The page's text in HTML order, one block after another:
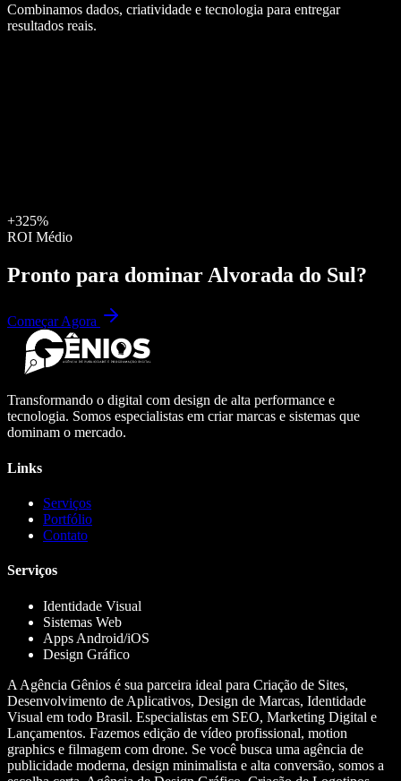
Combinamos dados, criatividade e tecnologia para entregar
resultados reais.
+325%
ROI Médio
Pronto para dominar Alvorada do Sul?
Começar Agora
Transformando o digital com design de alta performance e
tecnologia. Somos especialistas em criar marcas e sistemas que
dominam o mercado.
Links
Serviços
Portfólio
Contato
Serviços
Identidade Visual
Sistemas Web
Apps Android/iOS
Design Gráfico
A Agência Gênios é sua parceira ideal para Criação de Sites,
Desenvolvimento de Aplicativos, Design de Marcas, Identidade
Visual em todo Brasil. Especialistas em SEO, Marketing Digital e
Lançamentos. Fazemos edição de vídeo profissional, motion
graphics e filmagem com drone. Se você busca uma agência de
publicidade moderna, design minimalista e alta conversão, somos a